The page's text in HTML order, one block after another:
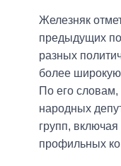
Железняк
предыдущих
разных
более
По его словам,
народных
групп,
профильных